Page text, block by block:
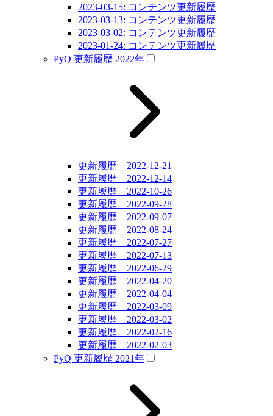
2023-03-15: コンテンツ更新履歴
2023-03-13: コンテンツ更新履歴
2023-03-02: コンテンツ更新履歴
2023-01-24: コンテンツ更新履歴
PyQ 更新履歴 2022年
更新履歴 2022-12-21
更新履歴 2022-12-14
更新履歴 2022-10-26
更新履歴 2022-09-28
更新履歴 2022-09-07
更新履歴 2022-08-24
更新履歴 2022-07-27
更新履歴 2022-07-13
更新履歴 2022-06-29
更新履歴 2022-04-20
更新履歴 2022-04-04
更新履歴 2022-03-09
更新履歴 2022-03-02
更新履歴 2022-02-16
更新履歴 2022-02-03
PyQ 更新履歴 2021年